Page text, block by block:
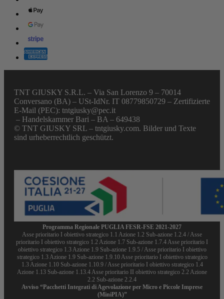
TNT GIUSKY S.R.L. – Via San Lorenzo 9 – 70014
Conversano (BA) – USt-IdNr. IT 08779850729 – Zertifizierte
E-Mail (PEC): tntgiusky@pec.it
– Handelskammer Bari – BA – 649438
© TNT GIUSKY SRL – tntgiusky.com. Bilder und Texte
sind urheberrechtlich geschützt.
Programma Regionale PUGLIA FESR-FSE 2021-2027
Asse prioritario I obiettivo strategico 1.1 Azione 1.2 Sub-azione 1.2.4 / Asse
prioritario I obiettivo strategico 1.2 Azione 1.7 Sub-azione 1.7.4 Asse prioritario I
obiettivo strategico 1.3 Azione 1.9 Sub-azione 1.9.5 / Asse prioritario I obiettivo
strategico 1.3 Azione 1.9 Sub-azione 1.9.10 Asse prioritario I obiettivo strategico
1.3 Azione 1.10 Sub-azione 1.10.9 / Asse prioritario I obiettivo strategico 1.4
Azione 1.13 Sub-azione 1.13.4 Asse prioritario II obiettivo strategico 2.2 Azione
2.2 Sub-azione 2.2.4
Avviso “Pacchetti Integrati di Agevolazione per Micro e Piccole Imprese
(MiniPIA)”